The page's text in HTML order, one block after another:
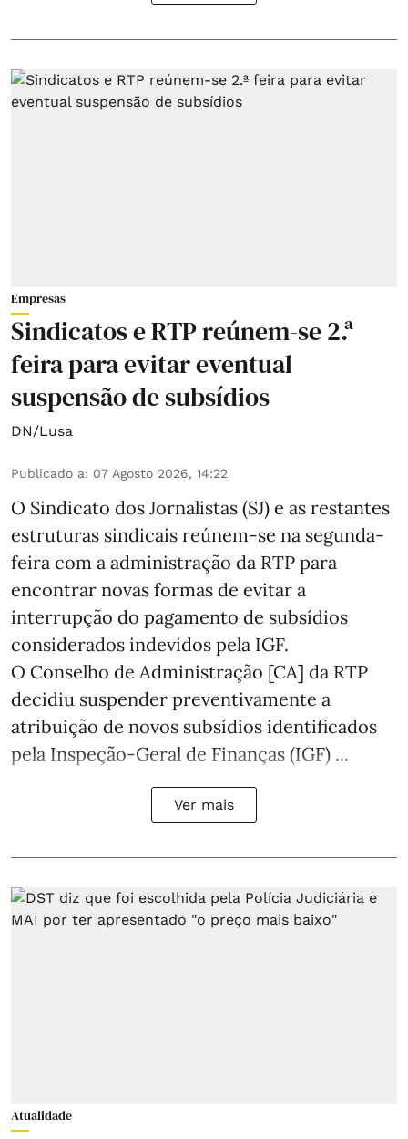
Empresas
Sindicatos e RTP reúnem-se 2.ª
feira para evitar eventual
suspensão de subsídios
DN/Lusa
Publicado a: 07 Agosto 2026, 14:22
O Sindicato dos Jornalistas (SJ) e as restantes
estruturas sindicais reúnem-se na segunda-
feira com a administração da RTP para
encontrar novas formas de evitar a
interrupção do pagamento de subsídios
considerados indevidos pela IGF.
O Conselho de Administração [CA] da RTP
decidiu suspender preventivamente a
atribuição de novos subsídios identificados
pela Inspeção-Geral de Finanças (IGF) ...
Ver mais
Atualidade